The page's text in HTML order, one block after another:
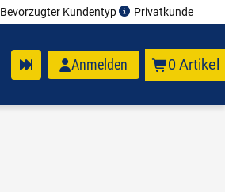
Bevorzugter Kundentyp Privatkunde
Anmelden 0 Artikel